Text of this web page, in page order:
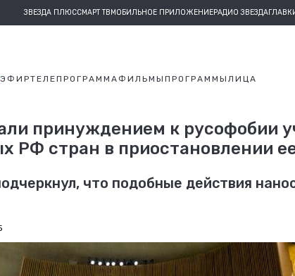
ЗВЕЗДА ПЛЮССМАРТ ТВМОБИЛЬНОЕ ПРИЛОЖЕНИЕРАДИО ЗВЕЗДА
ЭФИРТЕЛЕПРОГРАММАФИЛЬМЫ ПРОГРАММЫ ЛИЦА
принуждением к русофобии
РФ стран в приостановлении
что подобные действия